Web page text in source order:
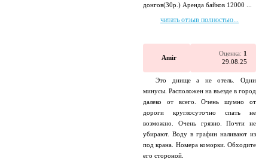
донгов(30р.) Аренда байков 12000 ...
читать отзыв полностью...
Amir
Оценка: 1
29.08.25
Это днище а не отель. Одни
минусы. Расположен на въезде в город
далеко от всего. Очень шумно от
дороги круглосуточно спать не
возможно. Очень грязно. Почти не
убирают. Воду в графин наливают из
под крана. Номера коморки. Обходите
его стороной.